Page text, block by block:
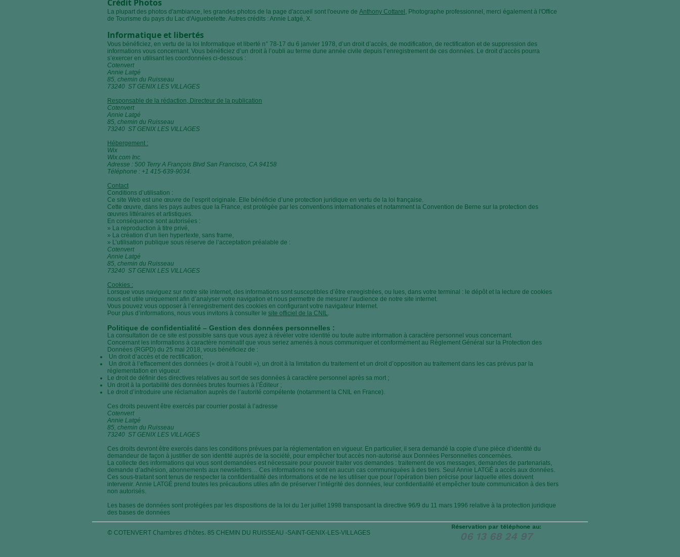
Crédit Photos
La plupart des photos d'ambiance, les grandes photos de la page d'accueil sont l'oeuvre de Anthony Cottarel, Photographe professionnel, merci également à l'Office
de Tourisme du pays du Lac d'Aiguebelette. Autres crédits : Annie Latgé, X.
Informatique et libertés
Vous bénéficiez, en vertu de la loi Informatique et liberté n° 78-17 du 6 janvier 1978, d’un droit d’accès, de modification, de rectification et de suppression des
informations vous concernant. Vous bénéficiez d’un droit à l’oubli au terme dune année civile depuis l’enregistrement de ces données. Le droit d’accès pourra
s’exercer en utilisant les coordonnées ci-dessous :
Cotenvert
Annie Latgé
85, chemin du Ruisseau
73240 ST GENIX LES VILLAGES
Responsable de la rédaction, Directeur de la publication
Cotenvert
Annie Latgé
85, chemin du Ruisseau
73240 ST GENIX LES VILLAGES
Hébergement :
Wix
Wix.com Inc.
Adresse : 500 Terry A François Blvd San Francisco, CA 94158
Téléphone : +1 415-639-9034.
Contact
Conditions d’utilisation :
Ce site Web est une œuvre de l’esprit originale. Elle bénéficie d’une protection juridique en vertu de la loi française.
Cette œuvre, dans les pays autres que la France, est protégée par les conventions internationales et notamment la Convention de Berne sur la protection des
œuvres littéraires et artistiques.
En conséquence sont autorisées :
» La reproduction à titre privé,
» La création d’un lien hypertexte, sans frame,
» L’utilisation publique sous réserve de l’acceptation préalable de :
Cotenvert
Annie Latgé
85, chemin du Ruisseau
73240 ST GENIX LES VILLAGES
Cookies :
Lorsque vous naviguez sur notre site internet, des informations sont susceptibles d’être enregistrées, ou lues, dans votre terminal : le dépôt et la lecture de cookies
nous est utile uniquement afin d’analyser votre navigation et nous permettre de mesurer l’audience de notre site internet.
Vous pouvez vous opposer à l’enregistrement des cookies en configurant votre navigateur Internet.
Pour plus d’informations, nous vous invitons à consulter le site officiel de la CNIL.
Politique de confidentialité – Gestion des données personnelles :
La consultation de ce site est possible sans que vous ayez à révéler votre identité ou toute autre information à caractère personnel vous concernant.
Concernant les informations à caractère nominatif que vous seriez amenés à nous communiquer et conformément au Règlement Général sur la Protection des
Données (RGPD) du 25 mai 2018, vous bénéficiez de :
Un droit d’accès et de rectification;
Un droit à l’effacement des données (« droit à l’oubli »), un droit à la limitation du traitement et un droit d’opposition au traitement dans les cas prévus par la
réglementation en vigueur.
Le droit de définir des directives relatives au sort de ses données à caractère personnel après sa mort ;
Un droit à la portabilité des données brutes fournies à l’Éditeur ;
Le droit d’introduire une réclamation auprès de l’autorité compétente (notamment la CNIL en France).
Ces droits peuvent être exercés par courrier postal à l’adresse
Cotenvert
Annie Latgé
85, chemin du Ruisseau
73240 ST GENIX LES VILLAGES
Ces droits devront être exercés dans les conditions prévues par la réglementation en vigueur. En particulier, il sera demandé la copie d’une pièce d’identité du
demandeur de façon à justifier de son identité auprès de la société, pour empêcher tout accès non-autorisé aux Données Personnelles concernées.
La collecte des informations qui vous sont demandées est nécessaire pour pouvoir traiter vos demandes : traitement de vos messages, demandes de partenariats,
demande d’adhésion, abonnements aux newsletters… Ces informations ne sont en aucun cas communiquées à des tiers. Seul Annie LATGÉ a accès aux données.
Ces sous-traitant sont tenus de respecter la confidentialité des informations et de ne les utiliser que pour l’opération bien précise pour laquelle elles doivent
intervenir. Annie LATGÉ prend toutes les précautions utiles afin de préserver l’intégrité des données, leur confidentialité et empêcher toute communication à des tiers
non autorisés.
Les bases de données sont protégées par les dispositions de la loi du 1er juillet 1998 transposant la directive 96/9 du 11 mars 1996 relative à la protection juridique
des bases de données
© COTENVERT Chambres d'hôtes. 85 CHEMIN DU RUISSEAU -SAINT-GENIX-LES-VILLAGES
Réservation par téléphone au:
06 13 68 24 97